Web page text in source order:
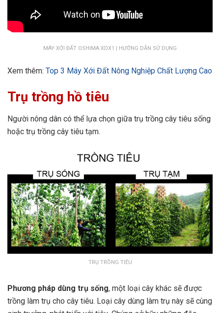
MÁY XỚI ĐẤT OSHIMA XDX1 | HƯỚNG DẪN SỬ DỤNG
Xem thêm: Top 3 Máy Xới Đất Nông Nghiệp Chất Lượng Cao
Trụ trồng hồ tiêu
Người nông dân có thể lựa chọn giữa trụ trồng cây tiêu sống
hoặc trụ trồng cây tiêu tạm.
TRỤ TRỒNG TIÊU
Phương pháp dùng trụ sống, một loại cây khác sẽ được
trồng làm trụ cho cây tiêu. Loại cây dùng làm trụ này sẽ cùng